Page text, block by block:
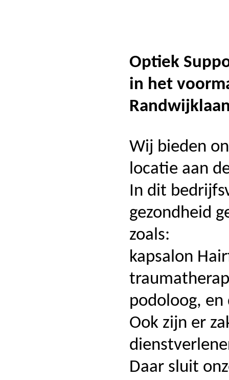
Optiek
in het
Wij bieden
locatie aan
In dit
gezondheid
zoals:
kapsalon
podoloog,
Ook zijn er
Daar sluit